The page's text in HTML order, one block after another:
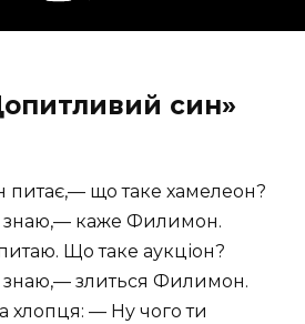
син»
питає,— що таке хамелеон?
знаю,— каже Филимон.
Що таке аукціон?
злиться Филимон.
хлопця: — Ну чого ти